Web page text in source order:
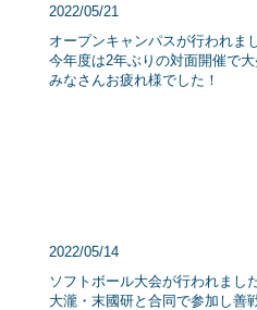
2022/05/21
オープンキャンパスが行われま
今年度は2年ぶりの対面開催で
​みなさんお疲れ様でした！
2022/05/14
ソフトボール大会が行われまし
大瀧・末國研と合同で参加し善